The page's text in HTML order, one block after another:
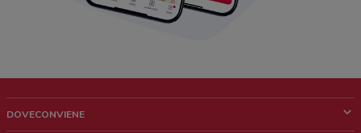
DOVECONVIENE